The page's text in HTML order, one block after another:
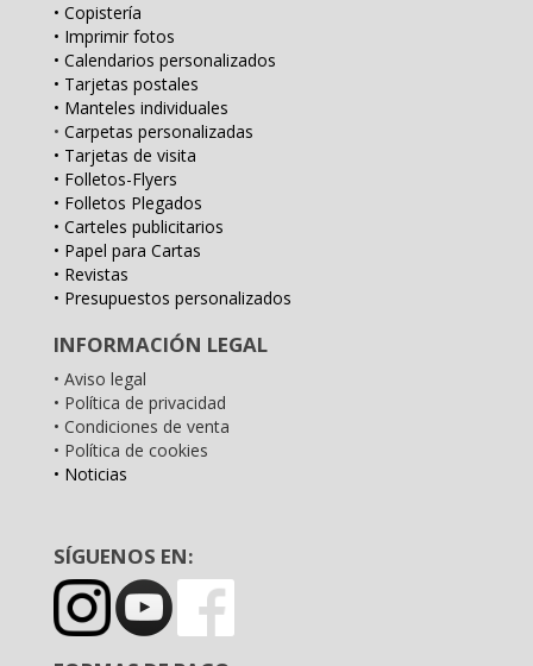
• Copistería
• Imprimir fotos
• Calendarios personalizados
• Tarjetas postales
• Manteles individuales
• Carpetas personalizadas
• Tarjetas de visita
• Folletos-Flyers
• Folletos Plegados
• Carteles publicitarios
• Papel para Cartas
• Revistas
• Presupuestos personalizados
INFORMACIÓN LEGAL
• Aviso legal
• Política de privacidad
• Condiciones de venta
• Política de cookies
• Noticias
SÍGUENOS EN: